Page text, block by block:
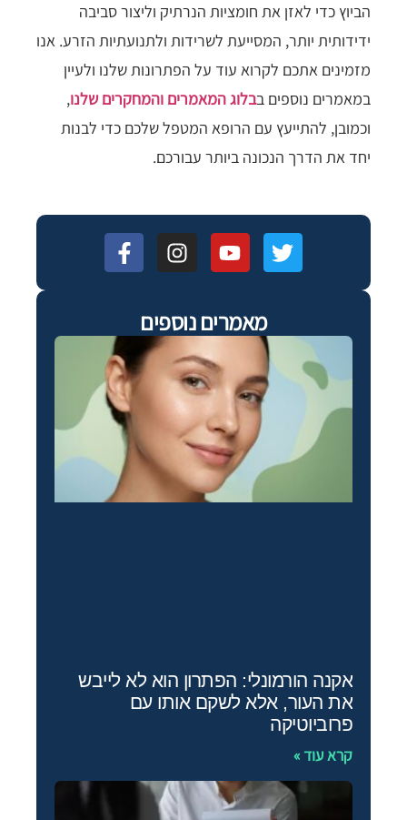
מאמרים נוספים
אקנה הורמונלי: הפתרון הוא לא לייבש
את העור, אלא לשקם אותו עם
פרוביוטיקה
קרא עוד »
הביוץ כדי לאזן את חומציות הנרתיק וליצור סביבה
ידידותית יותר, המסייעת לשרידות ולתנועתיות הזרע. אנו
מזמינים אתכם לקרוא עוד על הפתרונות שלנו ולעיין
במאמרים נוספים בבלוג המאמרים והמחקרים שלנו,
וכמובן, להתייעץ עם הרופא המטפל שלכם כדי לבנות
יחד את הדרך הנכונה ביותר עבורכם.